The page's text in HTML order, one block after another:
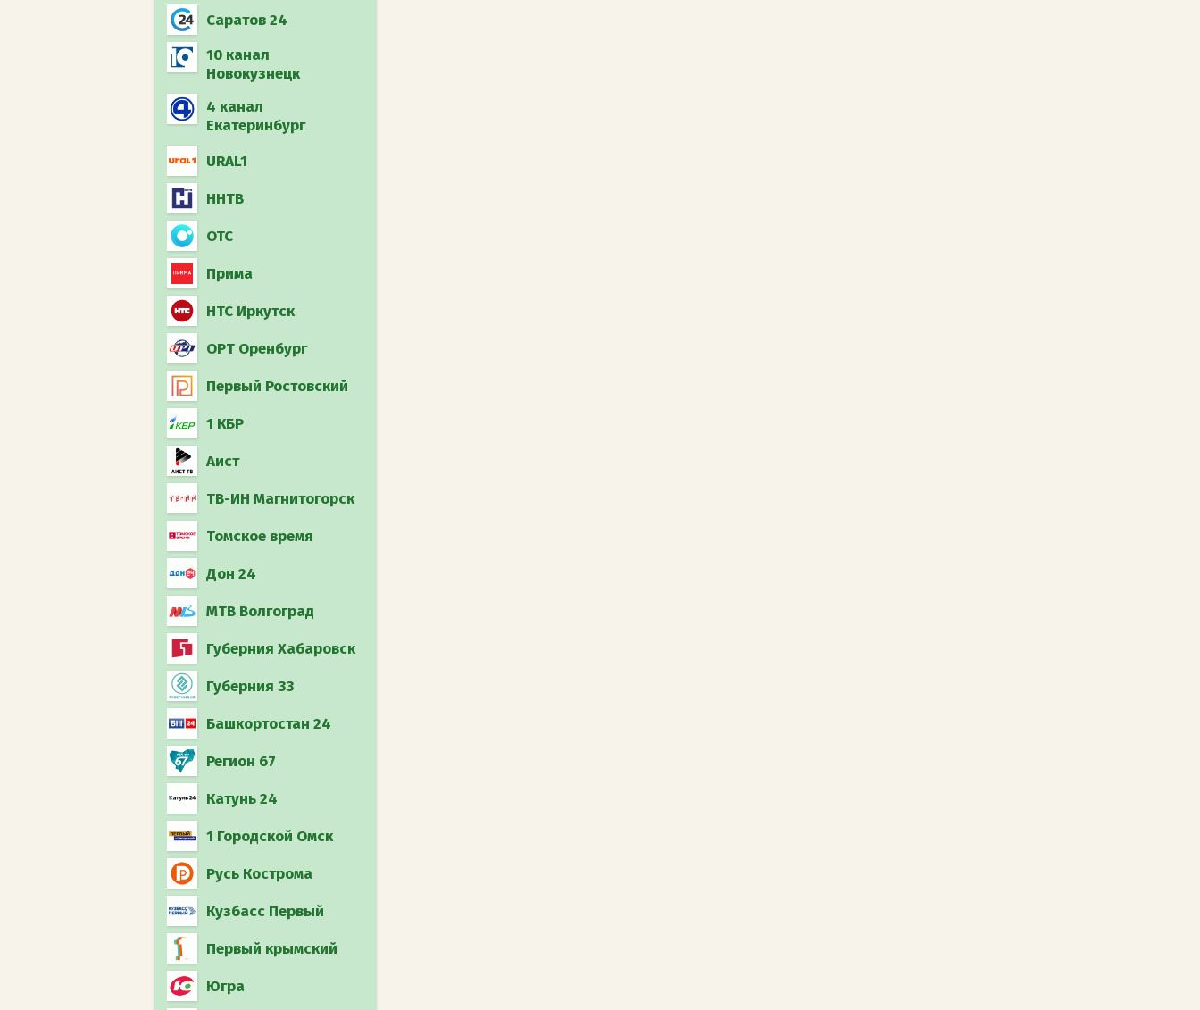
Муз-ТВ
Загородный (int)
Охотник и рыболов
(int)
Дума ТВ
Саратов 24
10 канал
Новокузнецк
4 канал
Екатеринбург
URAL1
ННТВ
ОТС
Прима
НТС Иркутск
ОРТ Оренбург
Первый Ростовский
1 КБР
Аист
ТВ-ИН Магнитогорск
Томское время
Дон 24
МТВ Волгоград
Губерния Хабаровск
Губерния 33
Башкортостан 24
Регион 67
Катунь 24
1 Городской Омск
Русь Кострома
Кузбасс Первый
Первый крымский
Югра